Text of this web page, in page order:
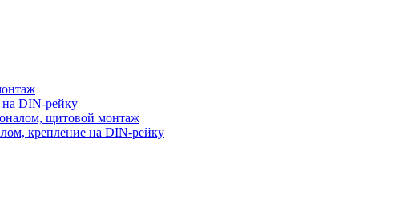
DIN-рейку
щитовой монтаж
крепление на DIN-рейку